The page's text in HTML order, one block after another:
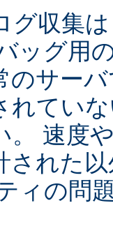
グ収集
ッグ用
のサー
れてい
。 速度
された
ィの問